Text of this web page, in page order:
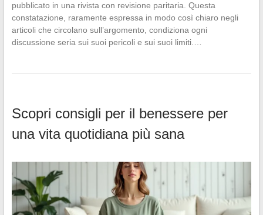
pubblicato in una rivista con revisione paritaria. Questa
constatazione, raramente espressa in modo così chiaro negli
articoli che circolano sull’argomento, condiziona ogni
discussione seria sui suoi pericoli e sui suoi limiti.…
Scopri consigli per il benessere per
una vita quotidiana più sana